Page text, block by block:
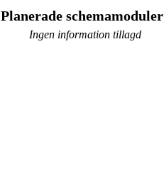
Planerade schemamoduler
Ingen information tillagd